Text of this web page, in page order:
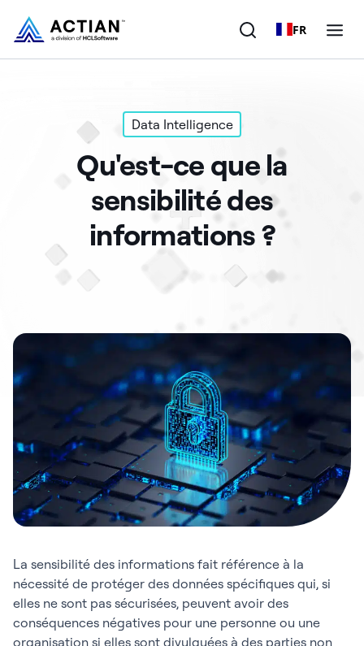
FR
Ressources
Data Intelligence
Qu'est-ce que la
sensibilité des
informations ?
La sensibilité des informations fait référence à la
nécessité de protéger des données spécifiques qui, si
elles ne sont pas sécurisées, peuvent avoir des
conséquences négatives pour une personne ou une
organisation si elles sont divulguées à des parties non